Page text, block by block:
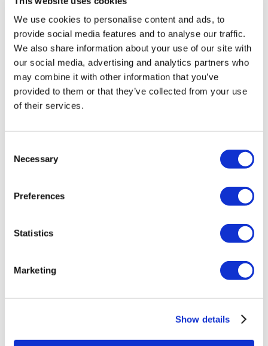
We use cookies to personalise content and ads, to
provide social media features and to analyse our traffic.
We also share information about your use of our site with
our social media, advertising and analytics partners who
may combine it with other information that you’ve
provided to them or that they’ve collected from your use
of their services.
Selection
Necessary
Preferences
Statistics
Marketing
Show details
Flymedi
TÜRSAB – Операции на flymedi.com осуществляются
компанией MIRAC SARA TOURISM, туристическим
агентством группы A, зарегистрированным в TÜRSAB
(Сертификат № 12276).
Все процедуры проводятся в сертифицированном
медицинском учреждении, специализирующемся на
как это работает?
Flymedi Программа рекомендаций
Блог
Политика отмены